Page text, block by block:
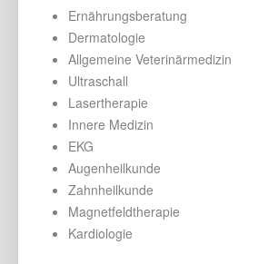
Ernährungsberatung
Dermatologie
Allgemeine Veterinärmedizin
Ultraschall
Lasertherapie
Innere Medizin
EKG
Augenheilkunde
Zahnheilkunde
Magnetfeldtherapie
Kardiologie